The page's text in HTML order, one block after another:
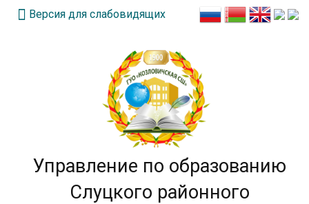
Версия для слабовидящих
Управление по образованию
Слуцкого районного